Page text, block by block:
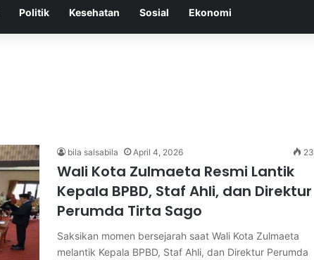
Politik Kesehatan Sosial Ekonomi
bila salsabila April 4, 2026 23
Wali Kota Zulmaeta Resmi Lantik
Kepala BPBD, Staf Ahli, dan Direktur
Perumda Tirta Sago
Saksikan momen bersejarah saat Wali Kota Zulmaeta
melantik Kepala BPBD, Staf Ahli, dan Direktur Perumda